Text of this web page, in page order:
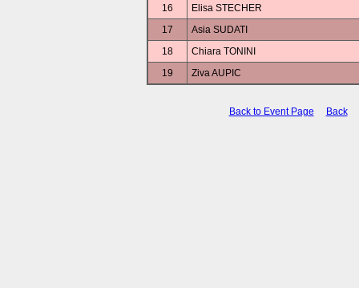
16
Elisa STECHER
17
Asia SUDATI
18
Chiara TONINI
19
Ziva AUPIC
Back to Event Page Back